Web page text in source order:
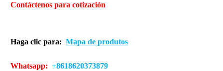
Contáctenos para cotización
Haga clic para: Mapa de produtos
Whatsapp:+8618620373879